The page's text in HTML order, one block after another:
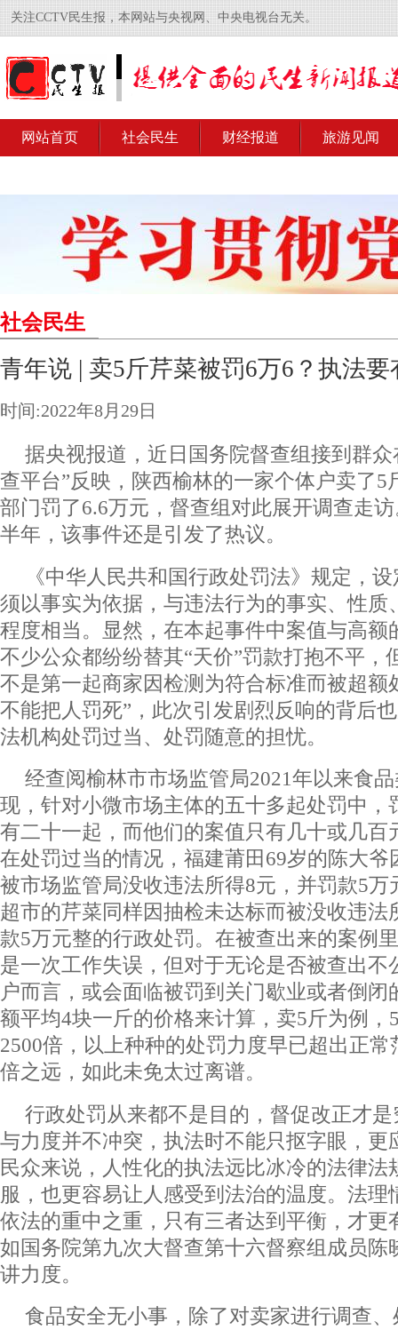
关注CCTV民生报，本网站与央视网、中央电视台无关。
网站首页 社会民生 财经报道 旅游见闻
社会民生
青年说 | 卖5斤芹菜被罚6万6？执法
时间:2022年8月29日
据央视报道，近日国务院督查组接到群
查平台”反映，陕西榆林的一家个体户卖了5
部门罚了6.6万元，督查组对此展开调查走
半年，该事件还是引发了热议。
《中华人民共和国行政处罚法》规定，
须以事实为依据，与违法行为的事实、性质
程度相当。显然，在本起事件中案值与高额
不少公众都纷纷替其“天价”罚款打抱不平，
不是第一起商家因检测为符合标准而被超额
不能把人罚死”，此次引发剧烈反响的背后
法机构处罚过当、处罚随意的担忧。
经查阅榆林市市场监管局2021年以来食
现，针对小微市场主体的五十多起处罚中，
有二十一起，而他们的案值只有几十或几百
在处罚过当的情况，福建莆田69岁的陈大爷
被市场监管局没收违法所得8元，并罚款5万
超市的芹菜同样因抽检未达标而被没收违法
款5万元整的行政处罚。在被查出来的案例
是一次工作失误，但对于无论是否被查出不
户而言，或会面临被罚到关门歇业或者倒闭
额平均4块一斤的价格来计算，卖5斤为例，
2500倍，以上种种的处罚力度早已超出正
倍之远，如此未免太过离谱。
行政处罚从来都不是目的，督促改正才
与力度并不冲突，执法时不能只抠字眼，更
民众来说，人性化的执法远比冰冷的法律法
服，也更容易让人感受到法治的温度。法理
依法的重中之重，只有三者达到平衡，才更
如国务院第九次大督查第十六督察组成员陈
讲力度。
食品安全无小事，除了对卖家进行调查